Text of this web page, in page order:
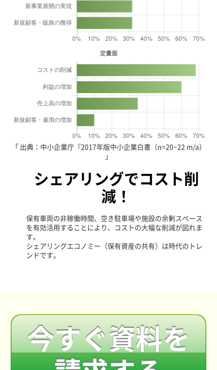
出典：中小企業庁『2017年版中小企業白書 （n=20~22 m/a）
シェアリングでコスト削
減！
保有車両の非稼働時間、空き駐車場や施設の余剰スペース
を有効活用することにより、コストの大幅な削減が図れま
す。
シェアリングエコノミー（保有資産の共有）は時代のトレ
ンドです。
今すぐ資料を